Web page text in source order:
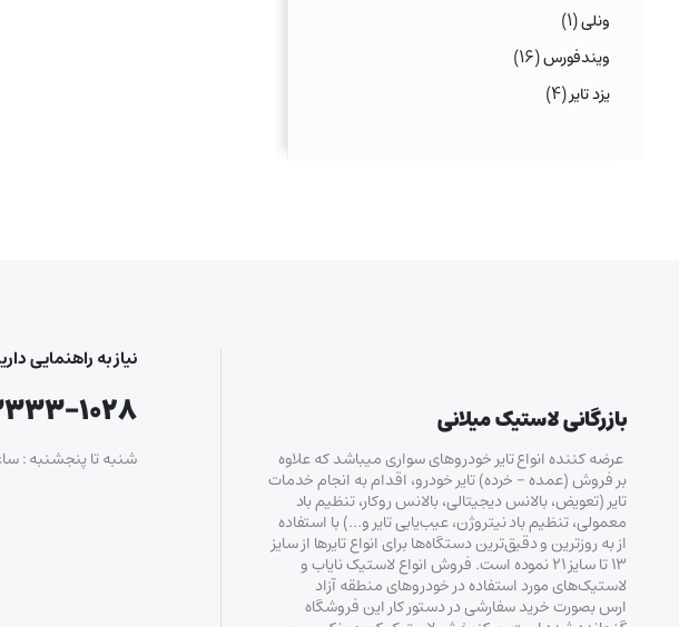
ونلی(۱)
ویندفورس(۱۶)
یزد تایر(۴)
بازرگانی لاستیک میلانی
عرضه کننده انواع تایر خودروهای سواری میباشد که علاوه
بر فروش (عمده – خرده‌) تایر خودرو، اقدام به انجام خدمات
تایر (تعویض، بالانس دیجیتالی، بالانس روکار، تنظیم باد
معمولی، تنظیم باد نیتروژن، عیب‌یابی تایر و…) با استفاده
از به روزترین و دقیق‌ترین دستگاه‌ها برای انواع تایرها از سایز
۱۳ تا سایز ۲۱ نموده است. فروش انواع لاستیک‌ نایاب و
لاستیک‌های مورد استفاده در خودروهای منطقه آزاد
ارس بصورت خرید سفارشی در دستور کار این فروشگاه
نیاز به راهنمایی
۰۴۱-
شنبه تا پنجشنبه : ساعت ۹